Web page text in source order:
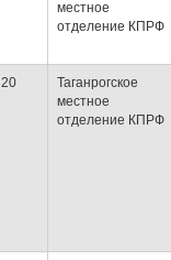
местное
отделение КПРФ
20
Таганрогское
местное
отделение КПРФ